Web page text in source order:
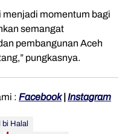
menjadi momentum bagi
semangat
pembangunan Aceh
pungkasnya.
: Facebook| Instagram
bi Halal